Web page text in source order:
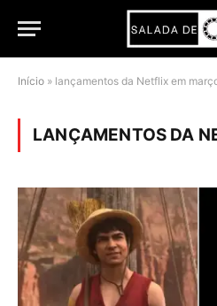
Início » lançamentos da Netflix em
LANÇAMENTOS DA